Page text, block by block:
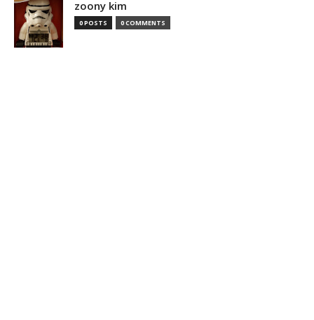
zoony kim
0 POSTS 0 COMMENTS